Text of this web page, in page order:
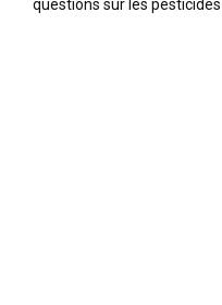
questions sur les pesticides